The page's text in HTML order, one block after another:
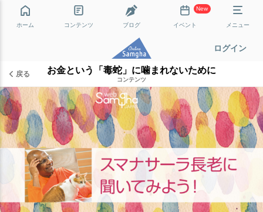
ホーム コンテンツ ブログ
New
イベント メニュー
ログイン
戻る お金という「毒蛇」に噛まれないために
コンテンツ